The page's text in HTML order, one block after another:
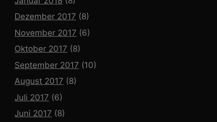
Dezember 2017 (8)
November 2017 (6)
Oktober 2017 (8)
September 2017 (10)
August 2017 (8)
Juli 2017 (6)
Juni 2017 (8)